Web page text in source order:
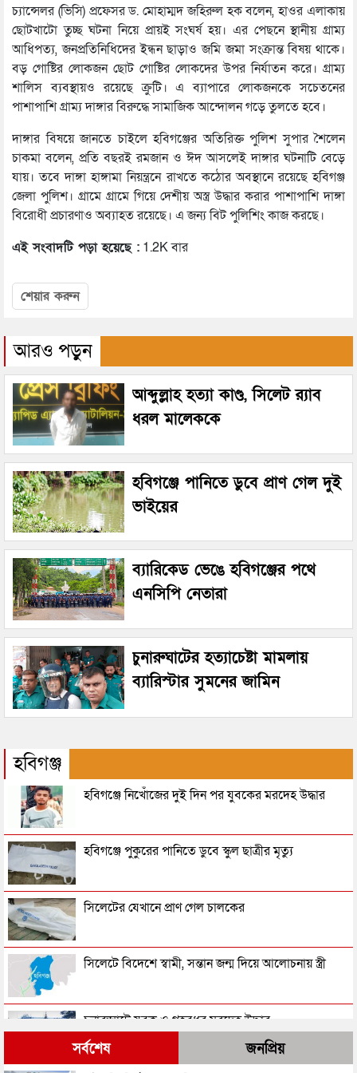
চ্যান্সেলর (ভিসি) প্রফেসর ড. মোহাম্মদ জহিরুল হক বলেন, হাওর এলাকায়
ছোটখাটো তুচ্ছ ঘটনা নিয়ে প্রায়ই সংঘর্ষ হয়। এর পেছনে স্থানীয় গ্রাম্য
আধিপত্য, জনপ্রতিনিধিদের ইন্ধন ছাড়াও জমি জমা সংক্রান্ত বিষয় থাকে।
বড় গোষ্টির লোকজন ছোট গোষ্টির লোকদের উপর নির্যাতন করে। গ্রাম্য
শালিস ব্যবস্থায়ও রয়েছে ক্রুটি। এ ব্যাপারে লোকজনকে সচেতনের
পাশাপাশি গ্রাম্য দাঙ্গার বিরুদ্ধে সামাজিক আন্দোলন গড়ে তুলতে হবে।
দাঙ্গার বিষয়ে জানতে চাইলে হবিগঞ্জের অতিরিক্ত পুলিশ সুপার শৈলেন
চাকমা বলেন, প্রতি বছরই রমজান ও ঈদ আসলেই দাঙ্গার ঘটনাটি বেড়ে
যায়। তবে দাঙ্গা হাঙ্গামা নিয়ন্ত্রনে রাখতে কঠোর অবস্থানে রয়েছে হবিগঞ্জ
জেলা পুলিশ। গ্রামে গ্রামে গিয়ে দেশীয় অস্ত্র উদ্ধার করার পাশাপাশি দাঙ্গা
বিরোধী প্রচারণাও অব্যাহত রয়েছে। এ জন্য বিট পুলিশিং কাজ করছে।
এই সংবাদটি পড়া হয়েছে : 1.2K বার
শেয়ার করুন
আরও পড়ুন
আব্দুল্লাহ হত্যা কাণ্ড, সিলেট র‌্যাব
ধরল মালেককে
হবিগঞ্জে পানিতে ডুবে প্রাণ গেল দুই
ভাইয়ের
ব্যারিকেড ভেঙে হবিগঞ্জের পথে
এনসিপি নেতারা
চুনারুঘাটের হত্যাচেষ্টা মামলায়
ব্যারিস্টার সুমনের জামিন
হবিগঞ্জ
হবিগঞ্জে নিখোঁজের দুই দিন পর যুবকের মরদেহ উদ্ধার
হবিগঞ্জে পুকুরের পানিতে ডুবে স্কুল ছাত্রীর মৃত্যু
সিলেটের যেখানে প্রাণ গেল চালকের
সিলেটে বিদেশে স্বামী, সন্তান জন্ম দিয়ে আলোচনায় স্ত্রী
চুনারুঘাটে যুবক ও গৃহবধূর মরদেহ উদ্ধার
সর্বশেষ জনপ্রিয়